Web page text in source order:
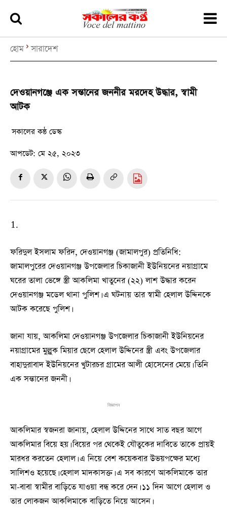
হোম সারাদেশ
দেওয়ানগঞ্জে এক সন্তানের জননীর মরদেহ উদ্ধার, স্বামী
আটক
সকালের কন্ঠ ডেস্ক
আপডেট: মে ২৫, ২০২৩
ফরিদুল ইসলাম ফরিদ, দেওয়ানগঞ্জ (জামালপুর) প্রতিনিধি:
জামালপুরের দেওয়ানগঞ্জ উপজেলার চিকাজানী ইউনিয়নের নয়াগ্রামে
ঘরের তালা ভেঙ্গে স্ত্রী আকলিমা খাতুনের (২২) লাশ উদ্ধার করেন
দেওয়ানগঞ্জ মডেল থানা পুলিশ। এ ঘটনায় তার স্বামী হেলাল উদ্দিনকে
আটক করেছে পুলিশ।
জানা যায়, আকলিমা দেওয়ানগঞ্জ উপজেলার চিকাজানী ইউনিয়নের
নয়াগ্রামের মুল্লুক মিয়ার ছেলে হেলাল উদ্দিনের স্ত্রী এবং উপজেলার
বাহাদুরাবাদ ইউনিয়নের খুটারচর গ্রামের আলী হোসেনের মেয়ে। তিনি
এক সন্তানের জননী।
বিজ্ঞাপন
আকলিমার স্বজনরা জানায়, হেলাল উদ্দিনের সাথে সাত বছর আগে
আকলিমার বিয়ে হয়। বিয়ের পর থেকেই যৌতুকের দাবিতে তাকে প্রায়ই
মারধর করতেন হেলাল। এ নিয়ে বেশ কয়েকবার উভয়পক্ষের মধ্যে
সালিশও হয়েছে। হেলাল মাদকাসক্ত। এ সব কারণে আকলিমাকে তার
মা-বাবা স্বামীর বাড়িতে যাওয়া বন্ধ করে দেন। ১১ দিন আগে হেলাল ও
তার লোকজন আকলিমাকে বাড়িতে নিয়ে আসেন।